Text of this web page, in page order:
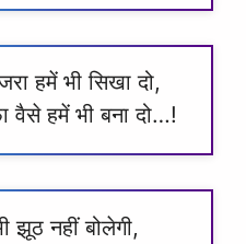
हमें भी सिखा दो,
वैसे हमें भी बना दो…!
झूठ नहीं बोलेगी,